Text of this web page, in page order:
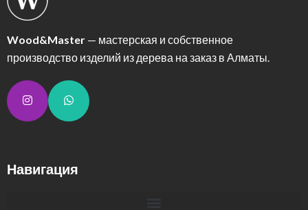
Wood&Master — мастерская и собственное
производство изделий из дерева на заказ в Алматы.
Навигация